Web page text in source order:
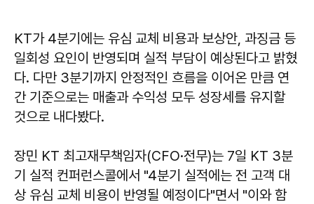
KT가 4분기에는 유심 교체 비용과 보상안, 과징금 등
일회성 요인이 반영되며 실적 부담이 예상된다고 밝혔
다. 다만 3분기까지 안정적인 흐름을 이어온 만큼 연
간 기준으로는 매출과 수익성 모두 성장세를 유지할
것으로 내다봤다.
장민 KT 최고재무책임자(CFO·전무)는 7일 KT 3분
기 실적 컨퍼런스콜에서 "4분기 실적에는 전 고객 대
상 유심 교체 비용이 반영될 예정이다"면서 "이와 함